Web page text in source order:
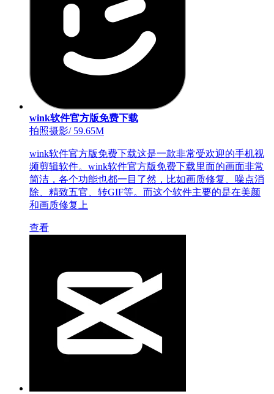
wink软件官方版免费下载
拍照摄影/59.65M
wink软件官方版免费下载这是一款非常受欢迎的手机视
频剪辑软件。wink软件官方版免费下载里面的画面非常
简洁，各个功能也都一目了然，比如画质修复、噪点消
除、精致五官、转GIF等。而这个软件主要的是在美颜
和画质修复上
查看